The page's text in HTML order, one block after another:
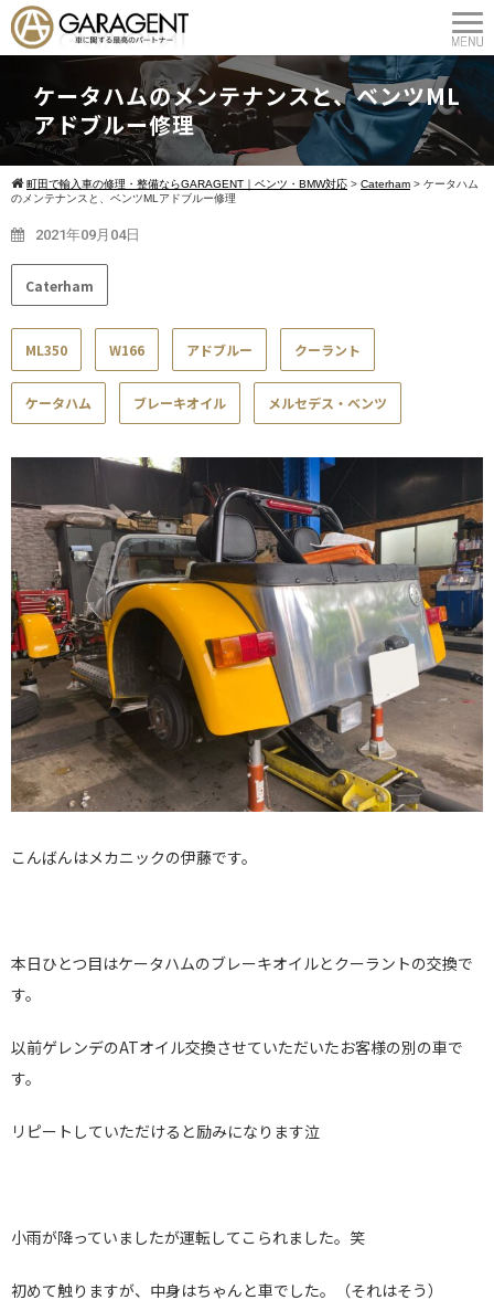
ケータハムのメンテナンスと、ベンツML
アドブルー修理
町田で輸入車の修理・整備ならGARAGENT｜ベンツ・BMW対応 > Caterham > ケータハム
のメンテナンスと、ベンツMLアドブルー修理
2021年09月04日
Caterham
ML350 W166 アドブルー クーラント
ケータハム ブレーキオイル メルセデス・ベンツ
こんばんはメカニックの伊藤です。
本日ひとつ目はケータハムのブレーキオイルとクーラントの交換で
す。
以前ゲレンデのATオイル交換させていただいたお客様の別の車で
す。
リピートしていただけると励みになります泣
小雨が降っていましたが運転してこられました。笑
初めて触りますが、中身はちゃんと車でした。（それはそう）